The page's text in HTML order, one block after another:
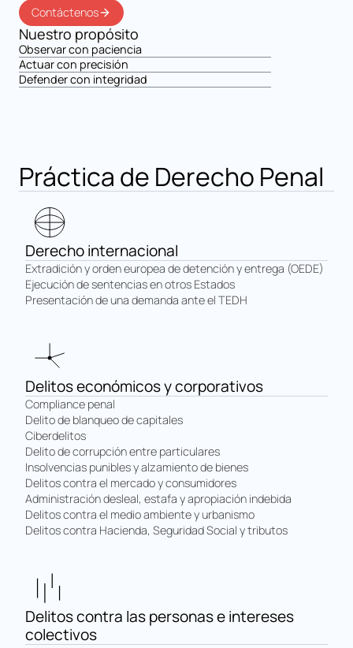
Contáctenos
Nuestro propósito
Observar con paciencia
Actuar con precisión
Defender con integridad
Práctica de Derecho Penal
Derecho internacional
Extradición y orden europea de detención y entrega (OEDE)
Ejecución de sentencias en otros Estados
Presentación de una demanda ante el TEDH
Delitos económicos y corporativos
Compliance penal
Delito de blanqueo de capitales
Ciberdelitos
Delito de corrupción entre particulares
Insolvencias punibles y alzamiento de bienes
Delitos contra el mercado y consumidores
Administración desleal, estafa y apropiación indebida
Delitos contra el medio ambiente y urbanismo
Delitos contra Hacienda, Seguridad Social y tributos
Delitos contra las personas e intereses
colectivos